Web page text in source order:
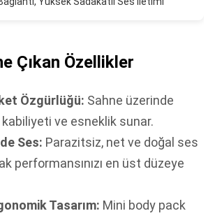
Çıkan Özellikler
Özgürlüğü: Sahne üzerinde
kabiliyeti ve esneklik sunar.
Ses: Parazitsiz, net ve doğal ses
performansınızı en üst düzeye
Tasarım: Mini body pack